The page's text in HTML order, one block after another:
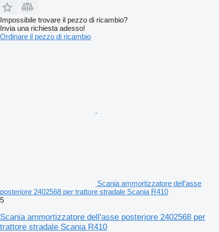
Impossibile trovare il pezzo di ricambio?
Invia una richiesta adesso!
Ordinare il pezzo di ricambio
Scania ammortizzatore dell'asse
posteriore 2402568 per trattore stradale Scania R410
5
Scania ammortizzatore dell'asse posteriore 2402568 per
trattore stradale Scania R410